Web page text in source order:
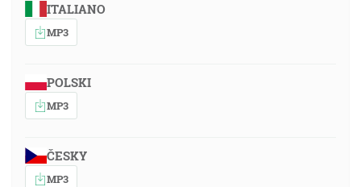
ITALIANO
MP3
POLSKI
MP3
ČESKY
MP3